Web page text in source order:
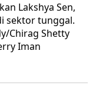
Lakshya Sen,
sektor tunggal.
Chirag Shetty
Iman